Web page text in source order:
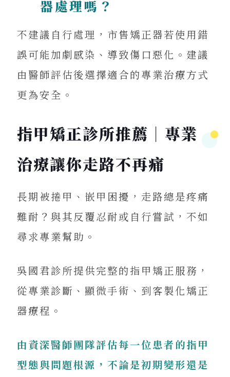
器處理嗎？
不建議自行處理，市售矯正器若使用錯
誤可能加劇感染、導致傷口惡化。建議
由醫師評估後選擇適合的專業治療方式
更為安全。
指甲矯正診所推薦｜專業
治療讓你走路不再痛
長期被捲甲、嵌甲困擾，走路總是疼痛
難耐？與其反覆忍耐或自行嘗試，不如
尋求專業幫助。
吳國君診所提供完整的指甲矯正服務，
從專業診斷、顯微手術、到客製化矯正
器療程。
由資深醫師團隊評估每一位患者的指甲
型態與問題根源，不論是初期變形還是